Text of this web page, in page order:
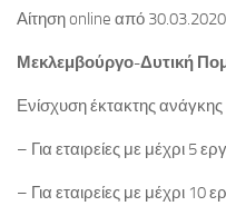
Αίτηση online από 30.03.2020
Μεκλεμβούργο-Δυτική
Ενίσχυση έκτακτης
– Για εταιρείες με μέχρι 5
– Για εταιρείες με μέχρι 10